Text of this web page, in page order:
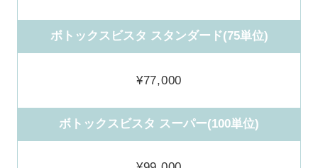
ボトックスビスタ スタンダード(75単位)
¥77,000
ボトックスビスタ スーパー(100単位)